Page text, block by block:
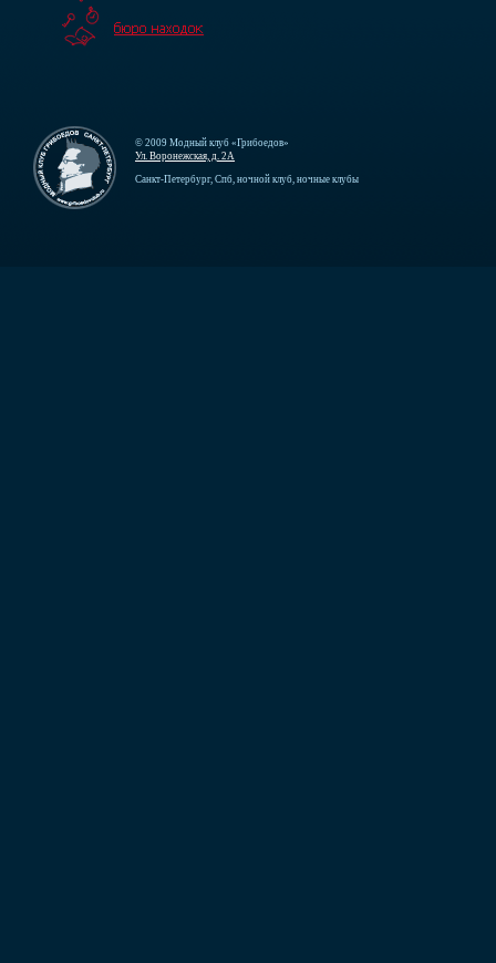
© 2009 Модный клуб «Грибоедов»
Ул. Воронежская, д. 2А
Санкт-Петербург, Спб, ночной клуб, ночные клубы